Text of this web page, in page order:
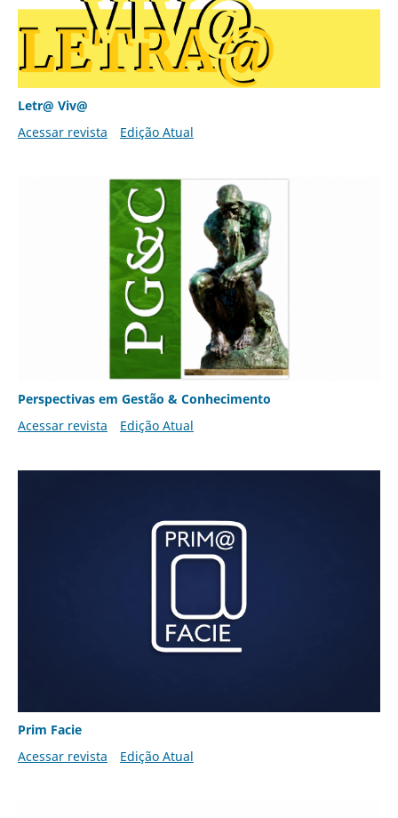
Letr@ Viv@
Acessar revista
Edição Atual
Perspectivas em Gestão & Conhecimento
Acessar revista
Edição Atual
Prim Facie
Acessar revista
Edição Atual